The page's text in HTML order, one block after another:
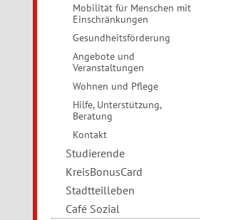
Mobilität für Menschen mit
Einschränkungen
Gesundheitsförderung
Angebote und
Veranstaltungen
Wohnen und Pflege
Hilfe, Unterstützung,
Beratung
Kontakt
Studierende
KreisBonusCard
Stadtteilleben
Café Sozial